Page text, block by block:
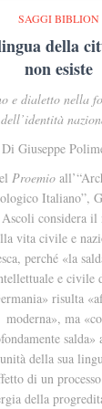
SAGGI BIBLION
della
non esiste
e dialetto nella
dell’identità
Di Giuseppe
Proemio
Italiano”,
considera il
vita civile e
perché «la
e civile
risulta
moderna», ma
salda»
della sua
di un
della